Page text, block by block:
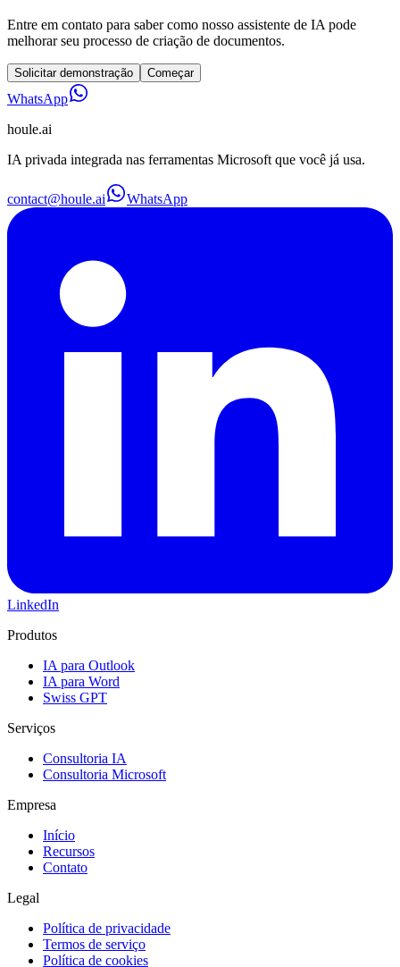
Entre em contato para saber como nosso assistente de IA pode
melhorar seu processo de criação de documentos.
Solicitar demonstração Começar
WhatsApp
houle.ai
IA privada integrada nas ferramentas Microsoft que você já usa.
contact@houle.ai WhatsApp
LinkedIn
Produtos
IA para Outlook
IA para Word
Swiss GPT
Serviços
Consultoria IA
Consultoria Microsoft
Empresa
Início
Recursos
Contato
Legal
Política de privacidade
Termos de serviço
Política de cookies